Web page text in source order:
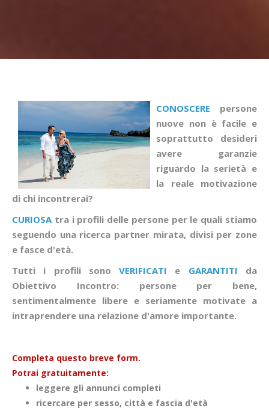
CONOSCERE persone
nuove non è facile e
soprattutto desideri
avere garanzie
riguardo la serietà e
la reale motivazione
di chi incontrerai?
CURIOSA tra i profili delle persone per le quali stiamo
seguendo una ricerca partner mirata, divisi per zone
e fasce d'età.
Tutti i profili sonoVERIFICATI e GARANTITI da
Obiettivo Incontro: persone per bene,
sentimentalmente libere e seriamente motivate a
intraprendere una relazione d'amore importante.
Completa questo breve form.
Potrai gratuitamente:
leggere gli annunci completi
ricercare per sesso, città e fascia d'età